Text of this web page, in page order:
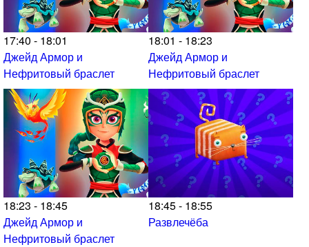
17:40 - 18:01
Джейд Армор и
Нефритовый браслет
18:01 - 18:23
Джейд Армор и
Нефритовый браслет
18:23 - 18:45
Джейд Армор и
Нефритовый браслет
18:45 - 18:55
Развлечёба